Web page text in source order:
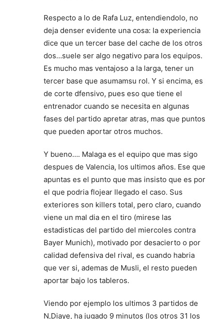
Respecto a lo de Rafa Luz, entendiendolo, no
deja denser evidente una cosa: la experiencia
dice que un tercer base del cache de los otros
dos…suele ser algo negativo para los equipos.
Es mucho mas ventajoso a la larga, tener un
tercer base que asumamsu rol. Y si encima, es
de corte dfensivo, pues eso que tiene el
entrenador cuando se necesita en algunas
fases del partido apretar atras, mas que puntos
que pueden aportar otros muchos.
Y bueno…. Malaga es el equipo que mas sigo
despues de Valencia, los ultimos años. Ese que
apuntas es el punto que mas insisto que es por
el que podria flojear llegado el caso. Sus
exteriores son killers total, pero claro, cuando
viene un mal dia en el tiro (mirese las
estadisticas del partido del miercoles contra
Bayer Munich), motivado por desacierto o por
calidad defensiva del rival, es cuando habria
que ver si, ademas de Musli, el resto pueden
aportar bajo los tableros.
Viendo por ejemplo los ultimos 3 partidos de
N,Diaye, ha jugado 9 minutos (los otros 31 los